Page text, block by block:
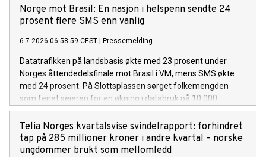
Økningen var spesielt stor i Oslo sentrum.
Norge mot Brasil: En nasjon i helspenn sendte 24
prosent flere SMS enn vanlig
6.7.2026 06:58:59 CEST | Pressemelding
Datatrafikken på landsbasis økte med 23 prosent under
Norges åttendedelsfinale mot Brasil i VM, mens SMS økte
med 24 prosent. På Slottsplassen sørget folkemengden
som feiret seieren for en økning i databruk på 10 000
prosent.
Telia Norges kvartalsvise svindelrapport: forhindret
tap på 285 millioner kroner i andre kvartal – norske
ungdommer brukt som mellomledd